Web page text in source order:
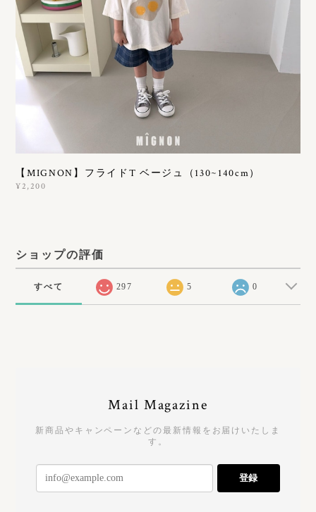
【MIGNON】フライドT ベージュ（130~140cm）
¥2,200
ショップの評価
すべて 297 5 0
Mail Magazine
新商品やキャンペーンなどの最新情報をお届けいたしま
す。
登録